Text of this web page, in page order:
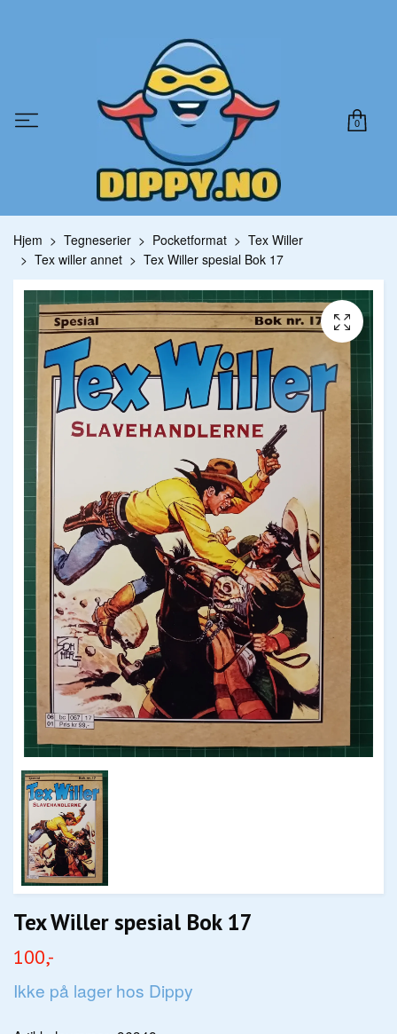
0
Hjem Tegneserier Pocketformat
Tex Willer
Tex willer annet
Tex Willer spesial Bok 17
Tex Willer spesial Bok 17
100,-
Ikke på lager hos Dippy